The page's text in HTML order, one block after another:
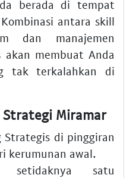
berada di tempat
antara skill
dan manajemen
akan membuat Anda
tak terkalahkan di
Miramar
Strategis di pinggiran
kerumunan awal.
setidaknya satu